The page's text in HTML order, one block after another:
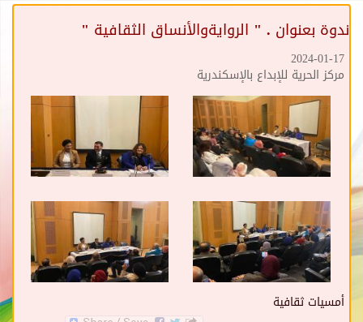
ندوة بعنوان . " الروايةوالأنساق الثقافية "
2024-01-17
مركز الحرية للإبداع بالإسكندرية
أمسيات ثقافية